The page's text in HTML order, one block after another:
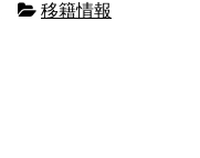
移籍情報